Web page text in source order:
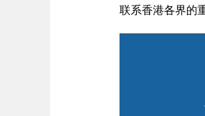
联系香港各界的